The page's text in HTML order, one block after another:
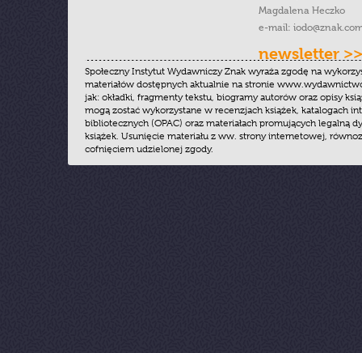
Magdalena Heczko
e-mail:
newsletter >>
Społeczny Instytut Wydawniczy Znak wyraża zgodę na
materiałów dostępnych aktualnie na stronie
jak: okładki, fragmenty tekstu, biogramy autorów oraz opisy
mogą zostać wykorzystane w recenzjach książek, katalogach
bibliotecznych (OPAC) oraz materiałach promujących legalną
książek. Usunięcie materiału z ww. strony internetowej,
cofnięciem udzielonej zgody.